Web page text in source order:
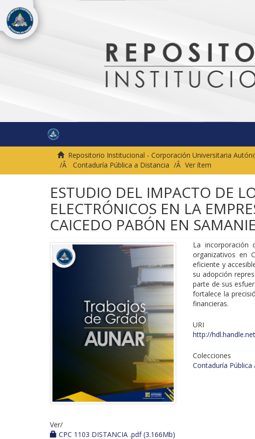
Repositorio Institucional - Corporación Universitaria
Contaduría Pública a Distancia
Ver ítem
ESTUDIO DEL IMPACTO DE
ELECTRÓNICOS EN LA
CAICEDO PABÓN EN
Ver/
CPC 1103 DISTANCIA .pdf (3.166Mb)
La incorporación
organizativos en
eficiente y
su adopción
parte de sus
fortalece la
financieras.
URI
http://
Colecciones
Contaduría Pública